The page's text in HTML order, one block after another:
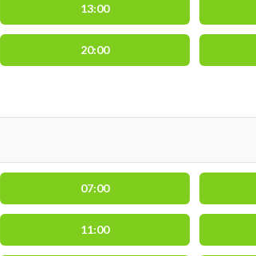
13:00
20:00
07:00
11:00